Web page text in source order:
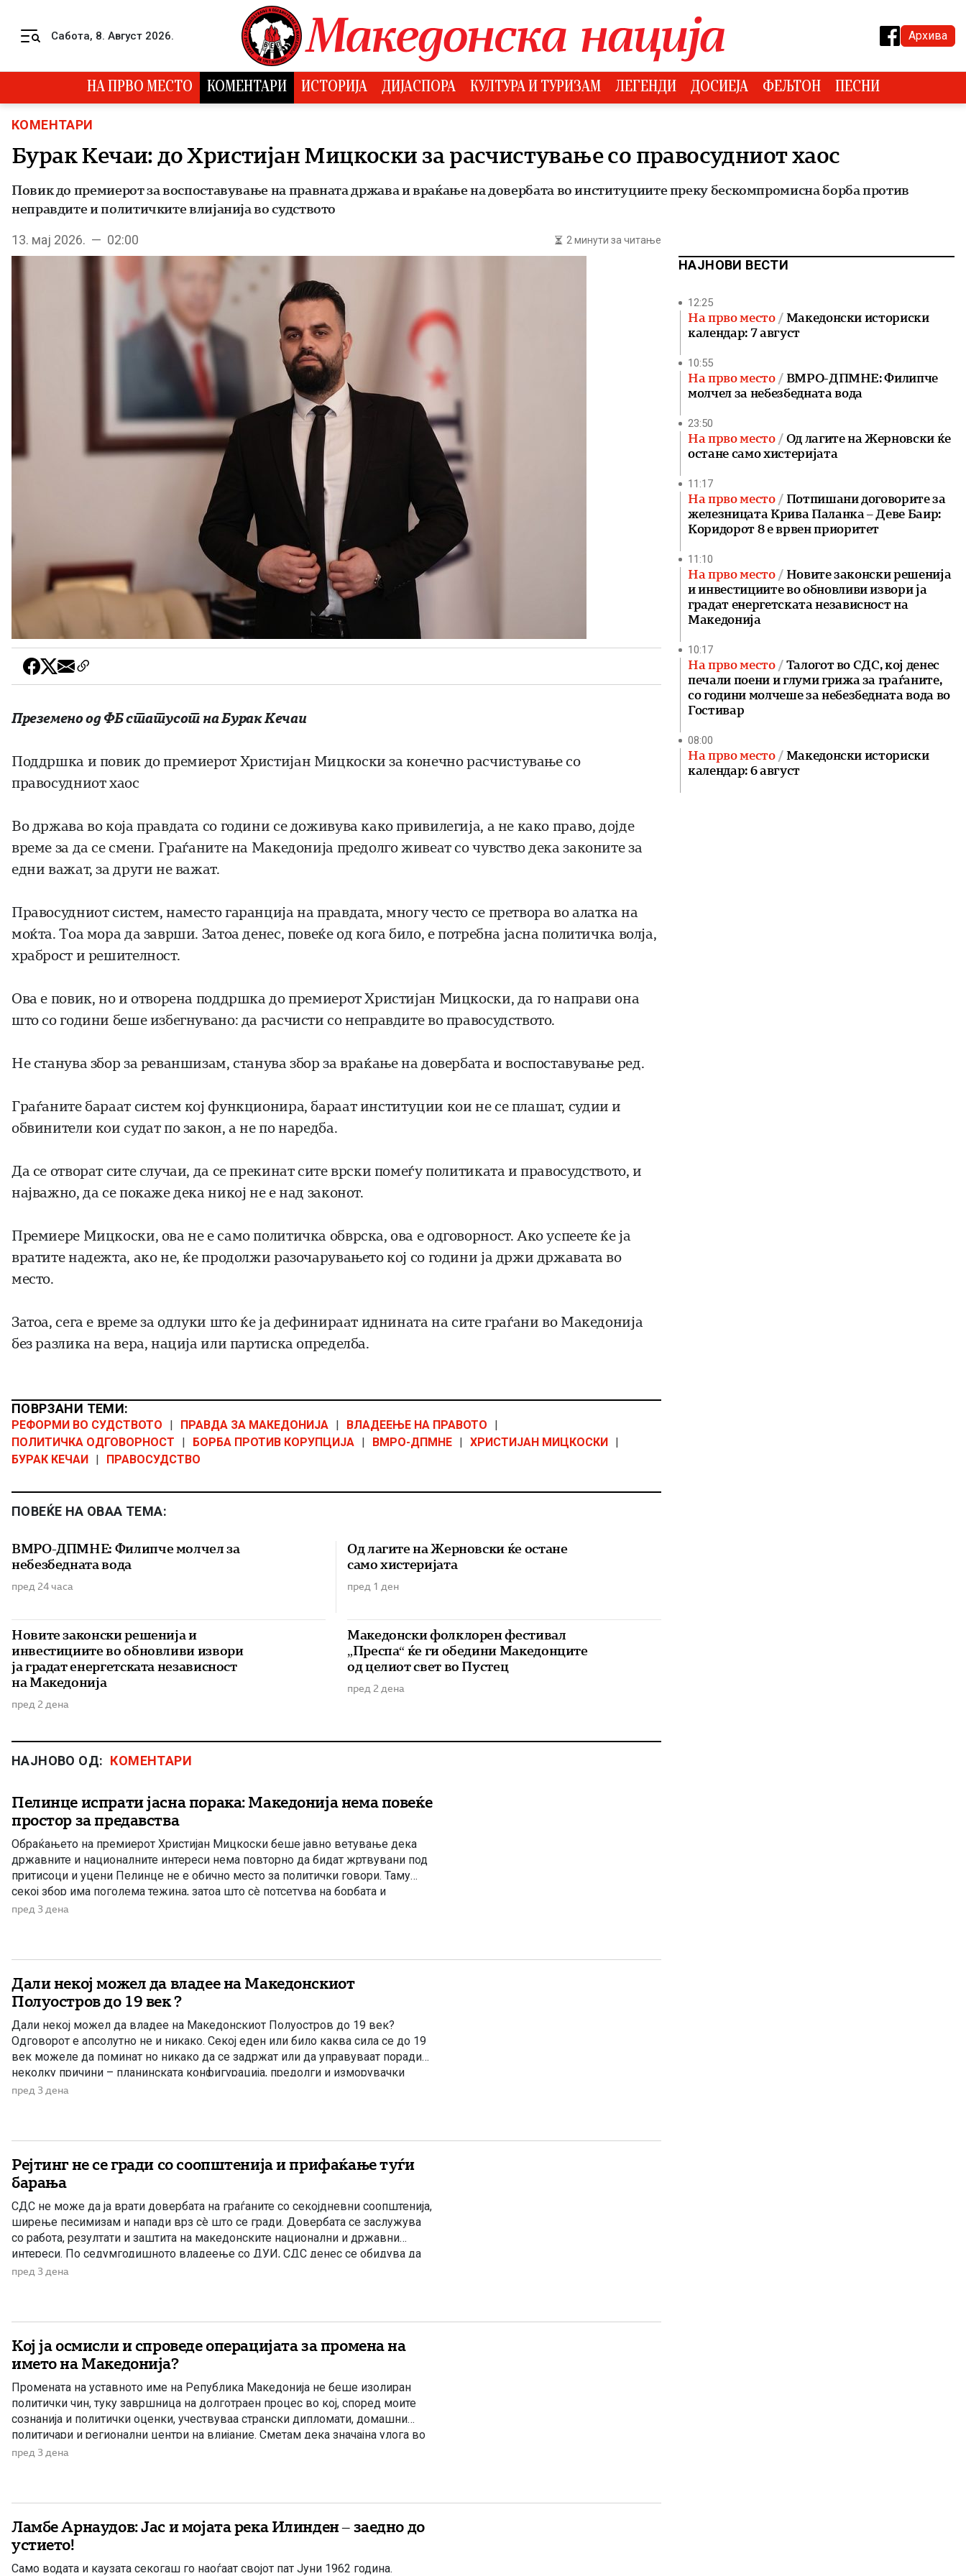
Сабота, 8. Август 2026. Архива
НА ПРВО МЕСТО КОМЕНТАРИ ИСТОРИЈА ДИЈАСПОРА КУЛТУРА И ТУРИЗАМ ЛЕГЕНДИ ДОСИЕЈА ФЕЉТОН ПЕСНИ
КОМЕНТАРИ
Бурак Кечаи: до Христијан Мицкоски за расчистување со правосудниот хаос
Повик до премиерот за воспоставување на правната држава и враќање на довербата во институциите преку бескомпромисна борба против
неправдите и политичките влијанија во судството
13. мај 2026. — 02:00 2 минути за читање
Преземено од ФБ статусот на Бурак Кечаи
Поддршка и повик до премиерот Христијан Мицкоски за конечно расчистување со
правосудниот хаос
Во држава во која правдата со години се доживува како привилегија, а не како право, дојде
време за да се смени. Граѓаните на Македонија предолго живеат со чувство дека законите за
едни важат, за други не важат.
Правосудниот систем, наместо гаранција на правдата, многу често се претвора во алатка на
моќта. Тоа мора да заврши. Затоа денес, повеќе од кога било, е потребна јасна политичка волја,
храброст и решителност.
Ова е повик, но и отворена поддршка до премиерот Христијан Мицкоски, да го направи она
што со години беше избегнувано: да расчисти со неправдите во правосудството.
Не станува збор за реваншизам, станува збор за враќање на довербата и воспоставување ред.
Граѓаните бараат систем кој функционира, бараат институции кои не се плашат, судии и
обвинители кои судат по закон, а не по наредба.
Да се отворат сите случаи, да се прекинат сите врски помеѓу политиката и правосудството, и
најважно, да се покаже дека никој не е над законот.
Премиере Мицкоски, ова не е само политичка обврска, ова е одговорност. Ако успеете ќе ја
вратите надежта, ако не, ќе продолжи разочарувањето кој со години ја држи државата во
место.
Затоа, сега е време за одлуки што ќе ја дефинираат иднината на сите граѓани во Македонија
без разлика на вера, нација или партиска определба.
ПОВРЗАНИ ТЕМИ:
РЕФОРМИ ВО СУДСТВОТО ПРАВДА ЗА МАКЕДОНИЈА ВЛАДЕЕЊЕ НА ПРАВОТО
ПОЛИТИЧКА ОДГОВОРНОСТ
БОРБА ПРОТИВ КОРУПЦИЈА ВМРО-ДПМНЕ ХРИСТИЈАН МИЦКОСКИ
БУРАК КЕЧАИ
ПРАВОСУДСТВО
ПОВЕЌЕ НА ОВАА ТЕМА:
ВМРО-ДПМНЕ: Филипче молчел за
небезбедната вода
пред 24 часа
Од лагите на Жерновски ќе остане
само хистеријата
пред 1 ден
Новите законски решенија и
инвестициите во обновливи извори
ја градат енергетската независност
на Македонија
пред 2 дена
Македонски фолклорен фестивал
„Преспа“ ќе ги обедини Македонците
од целиот свет во Пустец
пред 2 дена
НАЈНОВО ОД: КОМЕНТАРИ
Пелинце испрати јасна порака: Македонија нема повеќе
простор за предавства
Обраќањето на премиерот Христијан Мицкоски беше јавно ветување дека
државните и националните интереси нема повторно да бидат жртвувани под
притисоци и уцени Пелинце не е обично место за политички говори. Таму
секој збор има поголема тежина, затоа што сè потсетува на борбата и
државотворната мисла на македонскиот народ. Затоа изјавата на премиерот
пред 3 дена
Дали некој можел да владее на Македонскиот
Полуостров до 19 век ?
Дали некој можел да владее на Македонскиот Полуостров до 19 век?
Одговорот е апсолутно не и никако. Секој еден или било каква сила се до 19
век можеле да поминат но никако да се задржат или да управуваат поради
неколку причини – планинската конфигурација, предолги и изморувачки
патувања, климата и непознавање на населени места се […]
пред 3 дена
Рејтинг не се гради со соопштенија и прифаќање туѓи
барања
СДС не може да ја врати довербата на граѓаните со секојдневни соопштенија,
ширење песимизам и напади врз сè што се гради. Довербата се заслужува
со работа, резултати и заштита на македонските национални и државни
интереси. По седумгодишното владеење со ДУИ, СДС денес се обидува да
создаде впечаток дека е сериозна опозиција. Но, граѓаните добро паметат […]
пред 3 дена
Кој ја осмисли и спроведе операцијата за промена на
името на Македонија?
Промената на уставното име на Република Македонија не беше изолиран
политички чин, туку завршница на долготраен процес во кој, според моите
сознанија и политички оценки, учествуваа странски дипломати, домашни
политичари и регионални центри на влијание. Сметам дека значајна улога во
тој процес имаше американскиот дипломат Филип Рикер, кој долги години
пред 3 дена
Ламбе Арнаудов: Јас и мојата река Илинден – заедно до
устието!
Само водата и каузата секогаш го наоѓаат својот пат Јуни 1962 година.
НАЈНОВИ ВЕСТИ
12:25
На прво место
Македонски историски
календар: 7 август
10:55
На прво место
ВМРО-ДПМНЕ: Филипче
молчел за небезбедната вода
23:50
На прво место
Од лагите на Жерновски ќе
остане само хистеријата
11:17
На прво место
Потпишани договорите за
железницата Крива Паланка – Деве Баир:
Коридорот 8 е врвен приоритет
11:10
На прво место
Новите законски решенија
и инвестициите во обновливи извори ја
градат енергетската независност на
Македонија
10:17
На прво место
Талогот во СДС, кој денес
печали поени и глуми грижа за граѓаните,
со години молчеше за небезбедната вода во
Гостивар
08:00
На прво место
Македонски историски
календар: 6 август